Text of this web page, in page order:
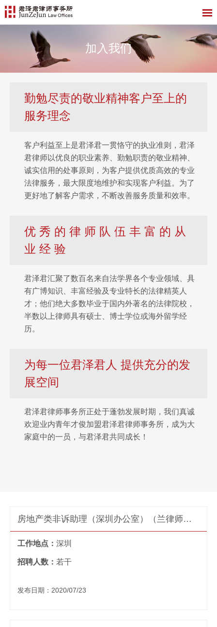
加入我们
勤勉尽责的敬业精神客户至上的
服务理念
客户利益至上是君泽君一贯恪守的执业准则，君泽
君律师以优良的职业素养、勤勉职责的敬业精神、
诚实信用的处事原则，为客户提供优质高效的专业
法律服务，最大限度地维护和实现客户利益。为了
更好地了解客户需求，不断改善服务质量和效率。
优 秀 的 律 师 队 伍 丰 富 的 从
业 经 验
君泽君汇聚了数百名来自法学界各个专业领域、具
有广博知识、丰富经验及专业特长的法律精英人
才；他们绝大多数毕业于国内外著名的法律院校，
半数以上律师具有硕士、博士学位或海外留学经
历。
为每一位君泽君人 提供充分的发
展空间
君泽君律师事务所正处于蓬勃发展时期，我们真诚
欢迎业内青年才俊加盟君泽君律师事务所，成为大
家庭中的一员，与君泽君共同成长！
房地产类非诉助理（深圳办公室）（兰律师团队）
工作地点： 深圳
招聘人数： 若干
发布日期：2020/07/23